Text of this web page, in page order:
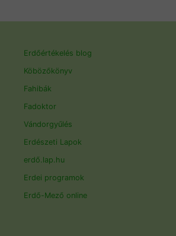
Erdőértékelés blog
Köbözőkönyv
Fahibák
Fadoktor
Vándorgyűlés
Erdészeti Lapok
erdő.lap.hu
Erdei programok
Erdő-Mező online